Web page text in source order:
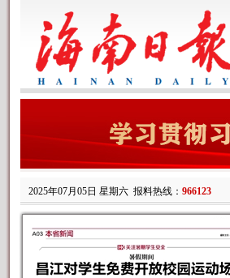
2025年07月05日 星期六 报料热线： 966123